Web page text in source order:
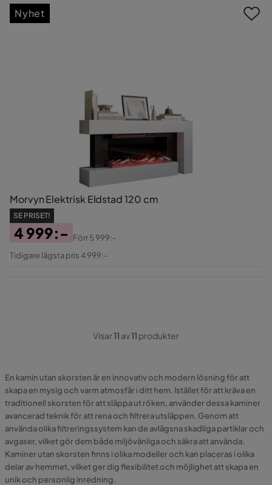
Morvyn Elektrisk Eldstad 120 cm
SE PRISET!
Pris
4 999:-
Original
Förr5 999:-
Tidigare lägsta pris 4 999:-
Nyhet
Visar11 av11 produkter
En kamin utan skorsten är en innovativ och modern lösning för att
skapa en mysig och varm atmosfär i ditt hem. Istället för att kräva en
traditionell skorsten för att släppa ut röken, använder dessa kaminer
avancerad teknik för att rena och filtrera utsläppen. Genom att
använda olika filtreringssystem kan de avlägsna skadliga partiklar och
avgaser, vilket gör dem både miljövänliga och säkra att använda.
Kaminer utan skorsten finns i olika modeller och kan placeras i olika
delar av hemmet, vilket ger dig flexibilitet och möjlighet att skapa en
unik och personlig inredning.